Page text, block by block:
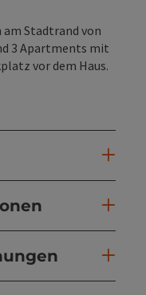
Stadtrand von
3 Apartments mit
vor dem Haus.